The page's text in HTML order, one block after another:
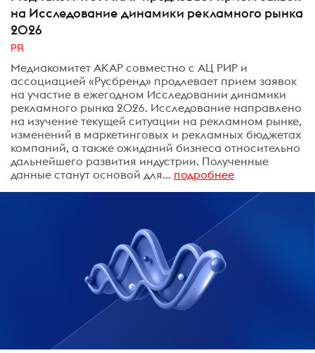
на Исследование динамики рекламного рынка
2026
PR
Медиакомитет АКАР совместно с АЦ РИР и
ассоциацией «Русбренд» продлевает прием заявок
на участие в ежегодном Исследовании динамики
рекламного рынка 2026. Исследование направлено
на изучение текущей ситуации на рекламном рынке,
изменений в маркетинговых и рекламных бюджетах
компаний, а также ожиданий бизнеса относительно
дальнейшего развития индустрии. Полученные
данные станут основой для... подробнее